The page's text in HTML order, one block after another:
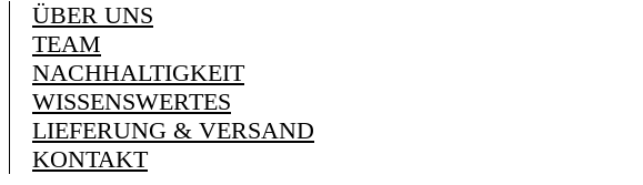
ÜBER UNS
TEAM
NACHHALTIGKEIT
WISSENSWERTES
LIEFERUNG & VERSAND
KONTAKT